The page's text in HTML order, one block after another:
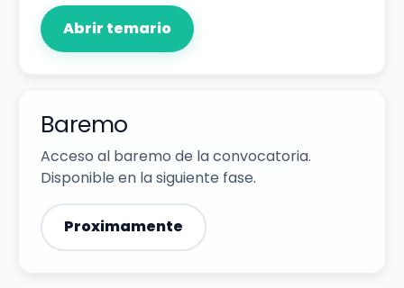
Abrir temario
Baremo
Acceso al baremo de la convocatoria.
Disponible en la siguiente fase.
Proximamente